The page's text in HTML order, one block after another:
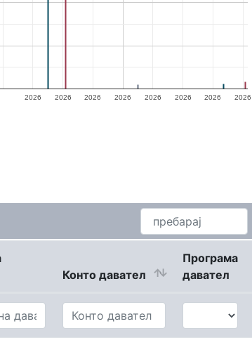
2026
2026 2026 2026 2026 2026 2026 2026
Конто давател
Програма
давател